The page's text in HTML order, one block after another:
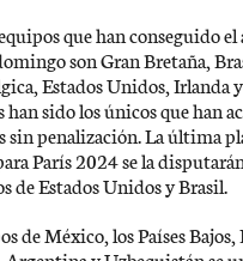
que han conseguido el
son Gran Bretaña,
Estados Unidos, Irlanda
sido los únicos que han
sin penalización. La última
París 2024 se la
de Estados Unidos y Brasil.
de México, los Países